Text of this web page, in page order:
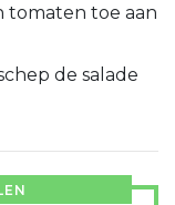
tomaten toe aan
de salade